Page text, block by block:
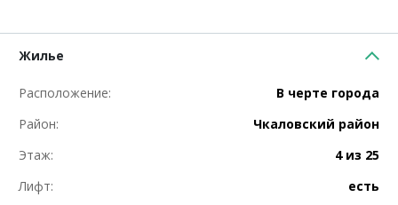
Жилье
Расположение:
В черте города
Район:
Чкаловский район
Этаж:
4 из 25
Лифт:
есть